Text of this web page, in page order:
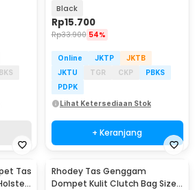
Black
Rp15.700
Rp33.900 54%
Online JKTP
JKTB
JKTU
TGR CKP
PBKS
PDPK
Lihat Ketersediaan Stok
+ Keranjang
Tas
Rhodey Tas Genggam
Dompet Kulit Clutch Bag Size